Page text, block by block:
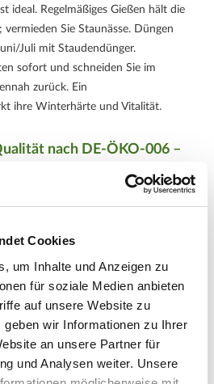
Cookies
um Inhalte und Anzeigen zu
für soziale Medien anbieten
auf unsere Website zu
wir Informationen zu Ihrer
an unsere Partner für
und Analysen weiter. Unsere
ideal. Regelmäßiges Gießen hält die
Sie Staunässe. Düngen
Juli mit Staudendünger.
sofort und schneiden Sie im
zurück. Ein
ihre Winterhärte und Vitalität.
nach DE-ÖKO-006 –
auf synthetische
Herbst – stilvolle herbstliche
DE-ÖKO-006